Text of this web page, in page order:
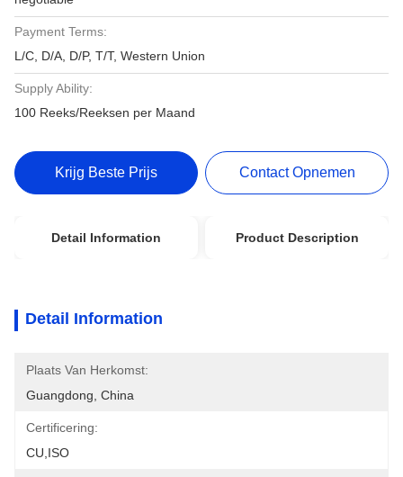
Payment Terms:
L/C, D/A, D/P, T/T, Western Union
Supply Ability:
100 Reeks/Reeksen per Maand
Krijg Beste Prijs Contact Opnemen
Detail Information Product Description
Detail Information
Plaats Van Herkomst:
Guangdong, China
Certificering:
CU,ISO